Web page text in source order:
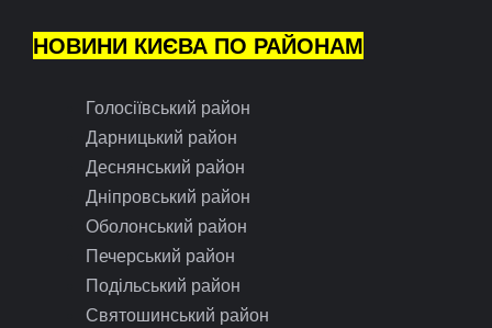
НОВИНИ КИЄВА ПО РАЙОНАМ
Голосіївський район
Дарницький район
Деснянський район
Дніпровський район
Оболонський район
Печерський район
Подільський район
Святошинський район